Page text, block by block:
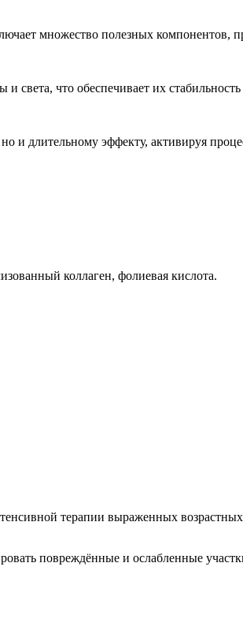
множество полезных компонентов,
что обеспечивает их
и длительному эффекту, активируя
коллаген, фолиевая кислота.
терапии выраженных
повреждённые и ослабленные